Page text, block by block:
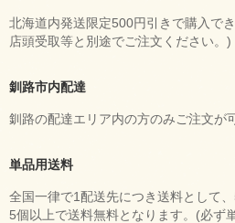
北海道内発送限定500円引きで購入で
店頭受取等と別途でご注文ください。)
釧路市内配達
釧路の配達エリア内の方のみご注文が
単品用送料
全国一律で1配送先につき送料として
5個以上で送料無料となります。(必ず